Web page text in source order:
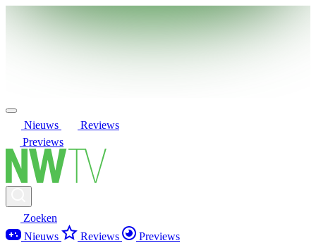
Nieuws
Reviews
Previews
Zoeken
Nieuws
Reviews Previews